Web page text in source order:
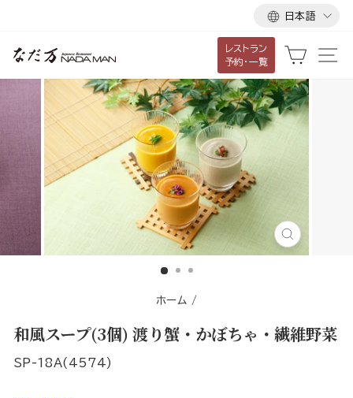
移
言
語
日本語
レストラン
予約・一覧
カート
閉
ホーム /
和風スープ(3個) 渡り蟹・かぼちゃ・繊維野菜
SP-18A(4574)